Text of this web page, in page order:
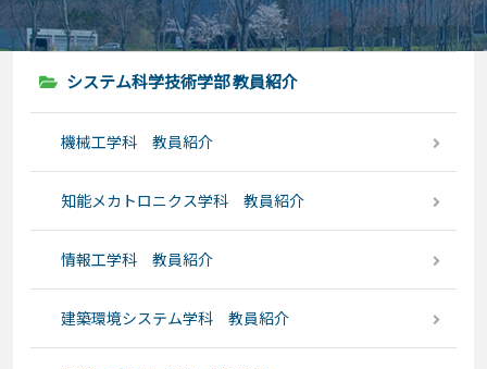
システム科学技術学部 教員紹介
機械工学科 教員紹介
知能メカトロニクス学科 教員紹介
情報工学科 教員紹介
建築環境システム学科 教員紹介